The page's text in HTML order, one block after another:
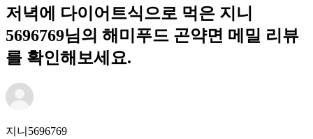
저녁에 다이어트식으로 먹은 지니
5696769님의 해미푸드 곤약면 메밀 리뷰
를 확인해보세요.
지니5696769